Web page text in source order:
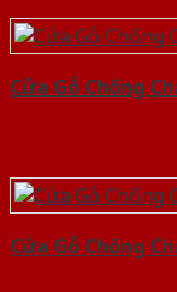
Cửa Gỗ Chống
Cửa Gỗ Chống